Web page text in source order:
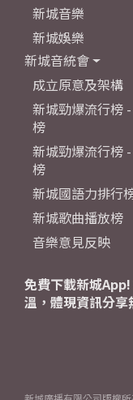
新城音樂
新城娛樂
新城音統會
成立原意及架構
新城勁爆流行榜
榜
新城勁爆流行榜
榜
新城國語力排行
新城歌曲播放榜
音樂意見反映
免費下載新城
溫，體現資訊分享